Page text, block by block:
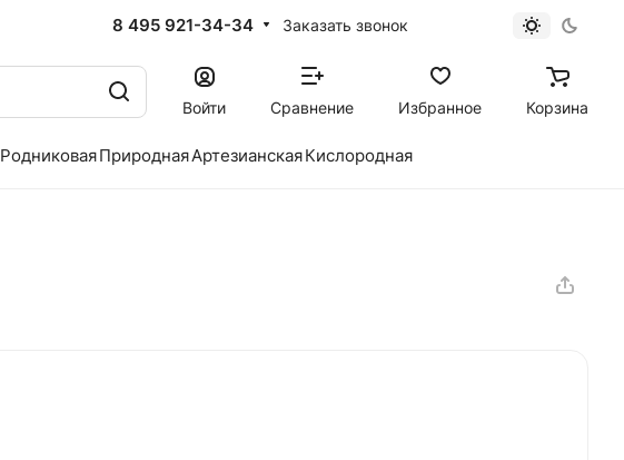
8 495 921-34-34 Заказать звонок
Войти Сравнение Избранное Корзина
РодниковаяПрироднаяАртезианскаяКислородная